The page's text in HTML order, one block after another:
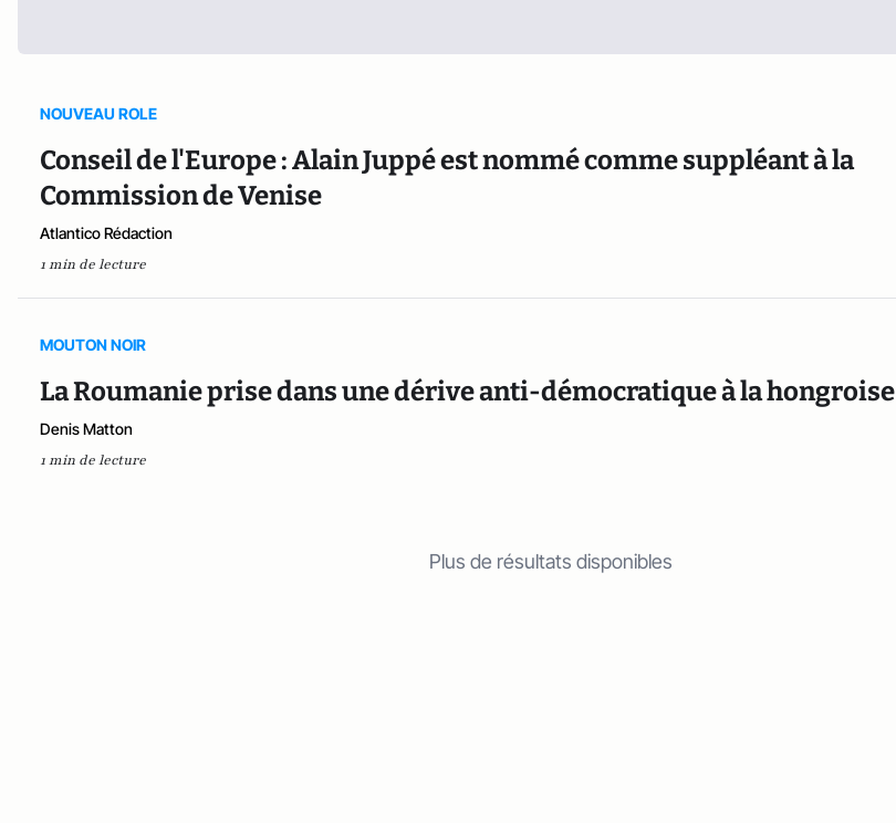
NOUVEAU ROLE
Conseil de l'Europe : Alain Juppé est nommé comme suppléant à la
Commission de Venise
Atlantico Rédaction
1 min de lecture
MOUTON NOIR
La Roumanie prise dans une dérive anti-démocratique à la hongroise
Denis Matton
1 min de lecture
Plus de résultats disponibles